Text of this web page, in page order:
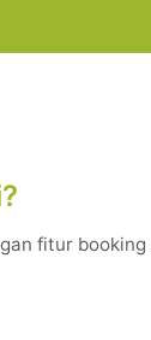
fitur